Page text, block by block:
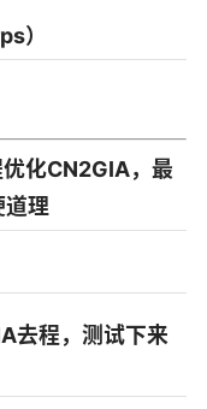
）
化CN2GIA，最
道理
去程，测试下来